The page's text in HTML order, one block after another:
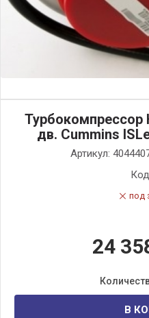
дв. Cummins
Артикул:
под
24
В